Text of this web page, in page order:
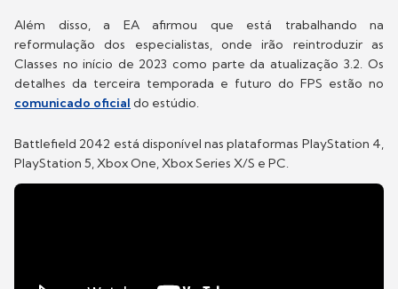
Além disso, a EA afirmou que está trabalhando na
reformulação dos especialistas, onde irão reintroduzir as
Classes no início de 2023 como parte da atualização 3.2. Os
detalhes da terceira temporada e futuro do FPS estão no
comunicado oficial do estúdio.
Battlefield 2042 está disponível nas plataformas PlayStation 4,
PlayStation 5, Xbox One, Xbox Series X/S e PC.